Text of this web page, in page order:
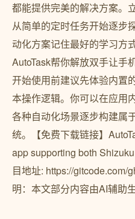
都能提供完美的解决方案。
从简单的定时任务开始逐步
动化方案记住最好的学习方
AutoTask帮你解放双手让手
开始使用前建议先体验内置
本操作逻辑。你可以在应用
各种自动化场景逐步构建属
统。【免费下载链接】
app supporting both
目地址: https://gitcode.com/
明：本文部分内容由AI辅助